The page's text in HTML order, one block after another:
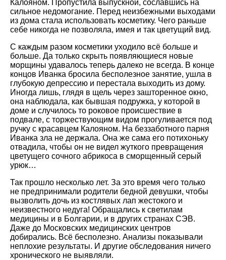
Калояном. Пропустила выпускной, сославшись на
сильное недомогание. Перед неизбежными выходами
из дома стала использовать косметику. Чего раньше
себе никогда не позволяла, имея и так цветущий вид.
С каждым разом косметики уходило всё больше и
больше. Да только скрыть появляющиеся новые
морщины удавалось теперь далеко не всегда. В конце
концов Иванка бросила бесполезное занятие, ушла в
глубокую депрессию и перестала выходить из дому.
Иногда лишь, глядя в щель через зашторенное окно,
она наблюдала, как бывшая подружка, у которой в
доме и случилось то роковое происшествие в
подвале, с торжествующим видом прогуливается под
ручку с красавцем Калояном. На беззаботного парня
Иванка зла не держала. Она же сама его потихоньку
отвадила, чтобы он не видел жуткого превращения
цветущего сочного абрикоса в сморщенный серый
урюк…
Так прошло несколько лет. За это время чего только
не предпринимали родители бедной девушки, чтобы
вызволить дочь из костлявых лап жестокого и
неизвестного недуга! Обращались к светилам
медицины и в Болгарии, и в других странах СЭВ.
Даже до Московских медицинских центров
добирались. Всё бесполезно. Анализы показывали
неплохие результаты. И другие обследования ничего
хронического не выявляли.